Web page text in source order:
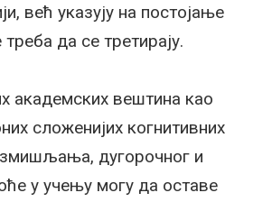
већ указују на постојање
да се третирају.
академских вештина као
сложенијих когнитивних
дугорочног и
у учењу могу да оставе